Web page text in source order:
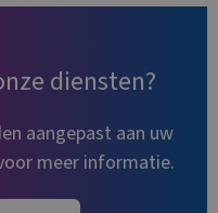
diensten?
aangepast aan uw
meer informatie.